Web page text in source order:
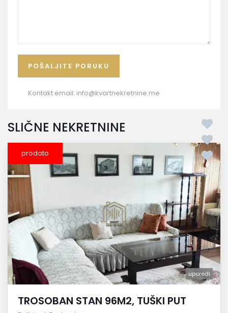
Kontakt email: info@kvartnekretnine.me
SLIČNE NEKRETNINE
prodato
uporedi
TROSOBAN STAN 96M2, TUŠKI PUT